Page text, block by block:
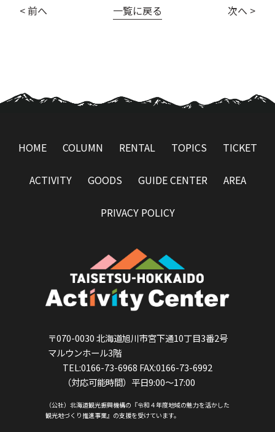
一覧に戻る
< 前へ 次へ >
HOME COLUMN RENTAL TOPICS TICKET
ACTIVITY GOODS GUIDE CENTER AREA
PRIVACY POLICY
〒070-0030 北海道旭川市宮下通10丁目3番2号
マルウンホール3階
TEL:0166-73-6968 FAX:0166-73-6992
（対応可能時間）平日9:00～17:00
（公社）北海道観光振興機構の『令和４年度地域の魅力を活かした
観光地づくり推進事業』の支援を受けています。